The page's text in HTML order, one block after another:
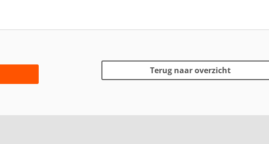
Terug naar overzicht